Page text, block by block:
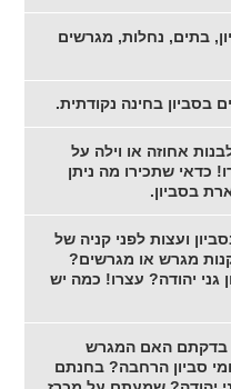
בתים, נחלות, מגרשים
בסביון בחינה נקודתית.
אחוזה או וילה על
כדאי שתכירו מה ניתן
בסביון.
ועצות לפני קניה של
מגרש או מגרשים?
גני יהודה? עצרו! כמה יש
בדקתם האם המגרש
סביון הרחבה? בחנתם